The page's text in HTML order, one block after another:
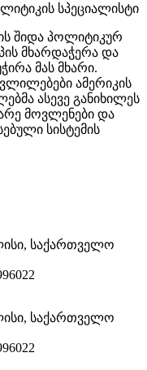
სპეციალისტი
შიდა პოლიტიკურ
მხარდაჭერა და
მას მხარი.
ამერიკის
ასევე განიხილეს
მოვლენები და
სისტემის
საქართველო
საქართველო